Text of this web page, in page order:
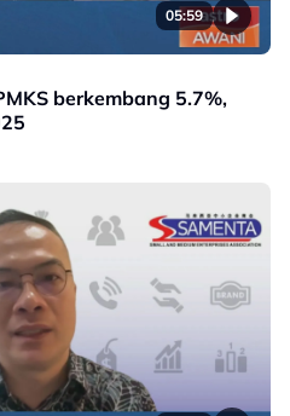
05:59
berkembang 5.7%,